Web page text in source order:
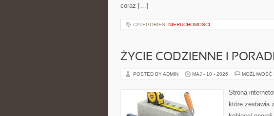
coraz […]
CATEGORIES: NIERUCHOMOŚCI
ŻYCIE CODZIENNE I
POSTED BY ADMIN MAJ - 10 - 2026 MOŻLIWOŚĆ
Strona
które zestawia